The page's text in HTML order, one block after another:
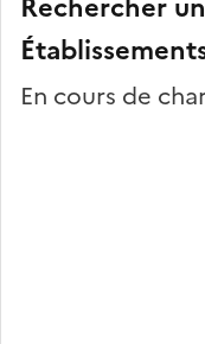
En cours de